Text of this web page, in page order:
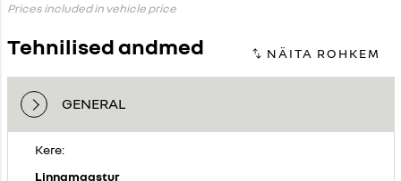
Prices included in vehicle price
Tehnilised andmed
GENERAL
Kere:
Linnamaastur